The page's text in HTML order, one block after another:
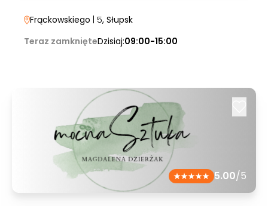
Frąckowskiego | 5, Słupsk
Teraz zamknięteDzisiaj:09:00-15:00
5.00/5